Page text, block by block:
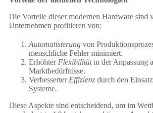
Die Vorteile dieser modernen Hardware sind
Unternehmen profitieren von:
Automatisierung von
menschliche Fehler minimiert.
Erhöhter Flexibilitätin der Anpassung
Marktbedürfnisse.
Verbesserter Effizienz durch den
Systeme.
Diese Aspekte sind entscheidend, um im